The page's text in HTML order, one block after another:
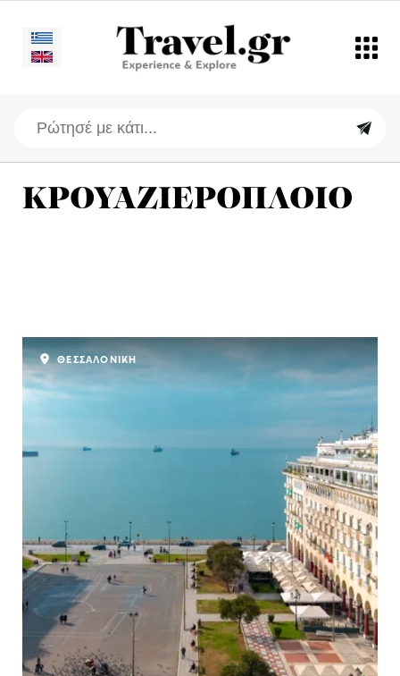
ΚΡΟΥΑΖΙΕΡΟΠΛΟΙΟ
ΘΕΣΣΑΛΟΝΙΚΗ